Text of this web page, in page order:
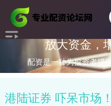
放大资金，
配资是一种为投资者提
港陆证券 吓呆市场